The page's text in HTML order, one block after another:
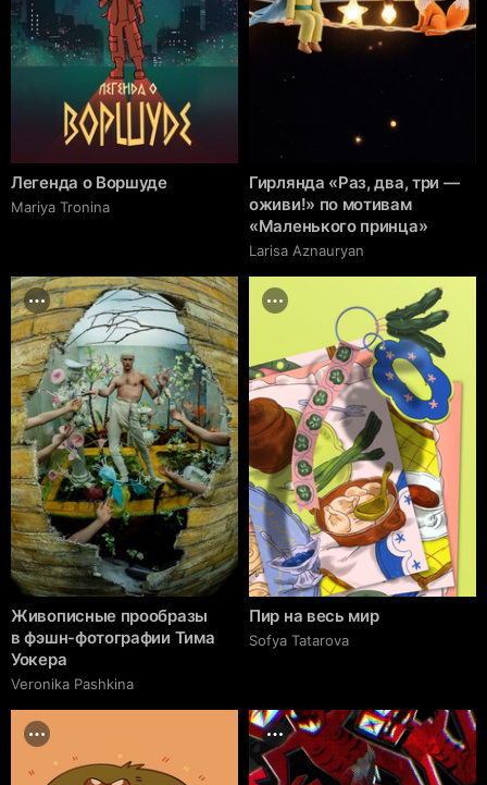
Легенда о Воршуде
Mariya Tronina
Гирлянда «Раз, два, три —
оживи!» по мотивам
«Маленького принца»
Larisa Aznauryan
Живописные прообразы
в фэшн-фотографии Тима
Уокера
Veronika Pashkina
Пир на весь мир
Sofya Tatarova